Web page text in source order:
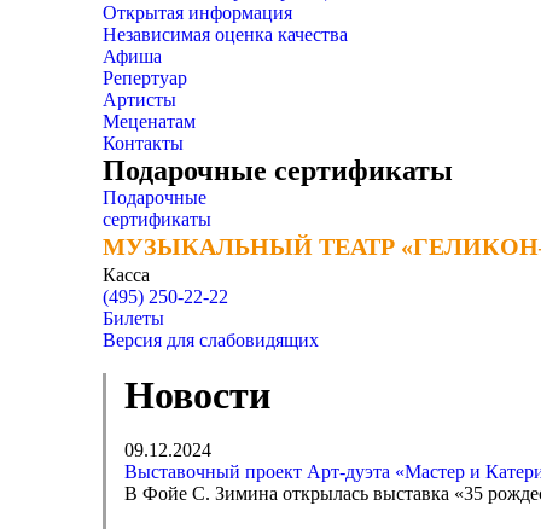
Открытая информация
Независимая оценка качества
Афиша
Репертуар
Артисты
Меценатам
Контакты
Подарочные сертификаты
Подарочные
сертификаты
МУЗЫКАЛЬНЫЙ ТЕАТР
МУЗЫКАЛЬНЫЙ ТЕАТР
Касса
(495) 250-22-22
Билеты
Версия для слабовидящих
Новости
09.12.2024
Выставочный проект Арт-дуэта «Мастер и
В Фойе С. Зимина открылась выставка «35